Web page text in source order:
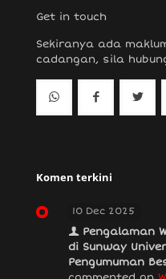
Get in touch
Sekiranya ada
cadangan, sila
Komen terkini
10 Dec 2025
Pengalaman
di Sunway
Pengumuman